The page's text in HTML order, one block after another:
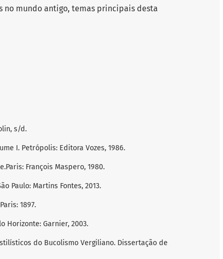
no mundo antigo, temas principais desta
s/d.
I. Petrópolis: Editora Vozes, 1986.
François Maspero, 1980.
Paulo: Martins Fontes, 2013.
1897.
Horizonte: Garnier, 2003.
do Bucolismo Vergiliano. Dissertação de